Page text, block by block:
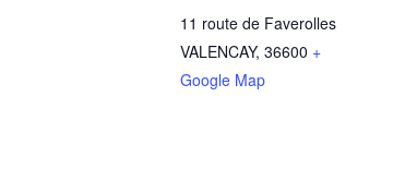
11 route de Faverolles
VALENCAY, 36600 +
Google Map